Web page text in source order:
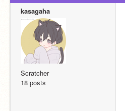
kasagaha
Scratcher
18 posts